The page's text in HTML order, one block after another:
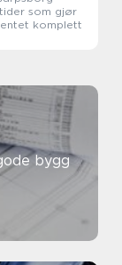
som gjør
komplett
bygg